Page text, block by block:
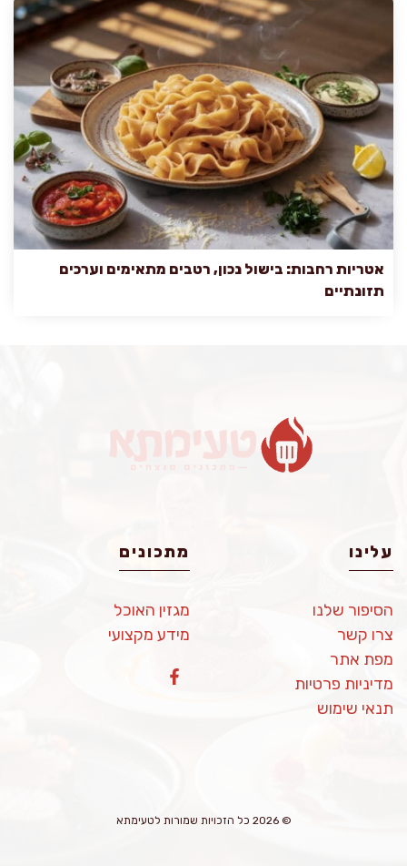
אטריות רחבות: בישול נכון, רטבים מתאימים וערכים
תזונתיים
עלינו
הסיפור שלנו
צרו קשר
מפת אתר
מדיניות פרטיות
תנאי שימוש
מתכונים
מגזין האוכל
מידע מקצועי
© 2026 כל הזכויות שמורות לטעימתא